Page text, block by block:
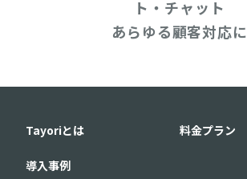
ト・チャット
あらゆる顧客対応に
Tayoriとは 料金プラン
導入事例